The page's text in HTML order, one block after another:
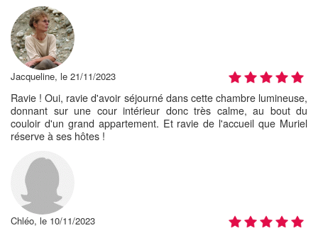
Jacqueline, le 21/11/2023
Ravie ! Oui, ravie d'avoir séjourné dans cette chambre lumineuse,
donnant sur une cour intérieur donc très calme, au bout du
couloir d'un grand appartement. Et ravie de l'accueil que Muriel
réserve à ses hôtes !
Chléo, le 10/11/2023